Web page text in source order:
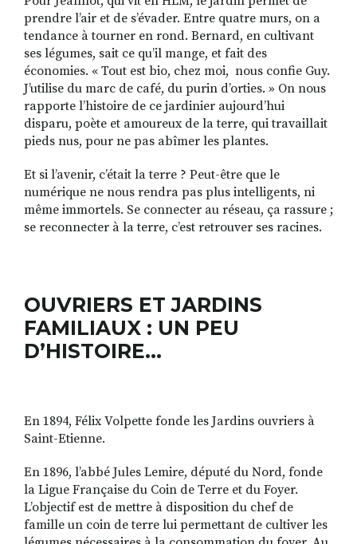
prendre l’air et de s’évader. Entre quatre murs, on a
tendance à tourner en rond. Bernard, en cultivant
ses légumes, sait ce qu’il mange, et fait des
économies. « Tout est bio, chez moi, nous confie Guy.
J’utilise du marc de café, du purin d’orties. » On nous
rapporte l’histoire de ce jardinier aujourd’hui
disparu, poète et amoureux de la terre, qui travaillait
pieds nus, pour ne pas abîmer les plantes.
Et si l’avenir, c’était la terre ? Peut-être que le
numérique ne nous rendra pas plus intelligents, ni
même immortels. Se connecter au réseau, ça rassure ;
se reconnecter à la terre, c’est retrouver ses racines.
OUVRIERS ET JARDINS
FAMILIAUX : UN PEU
D’HISTOIRE…
En 1894, Félix Volpette fonde les Jardins ouvriers à
Saint-Etienne.
En 1896, l’abbé Jules Lemire, député du Nord, fonde
la Ligue Française du Coin de Terre et du Foyer.
L’objectif est de mettre à disposition du chef de
famille un coin de terre lui permettant de cultiver les